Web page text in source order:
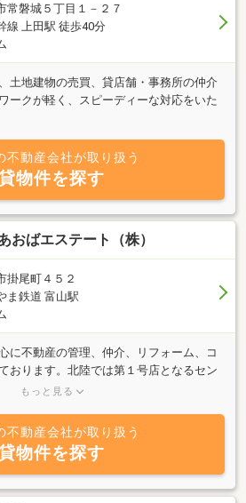
常磐城５丁目１－２７
線 上田駅 徒歩40分
土地建物の売買、貸店舗・事務所の仲介
ークが軽く、スピーディーな対応をいた
不動産会社が取り扱う
物件を探す
ばエステート（株）
掛尾町４５２
ま鉄道 富山駅
に不動産の管理、仲介、リフォーム、コ
おります。北陸では第１号店となるセン
ターネットを中心とした物件のご案内を
室を選ぶためのサポートを誠心誠意させ
いては富山市南部を中心にオーナー様の
ＵＰを目指したご提案を的確に行ってお
、投資物件等、幅広く取り扱物件を拡充
ただいていております。４１号線掛尾交
もっと見る
不動産会社が取り扱う
物件を探す